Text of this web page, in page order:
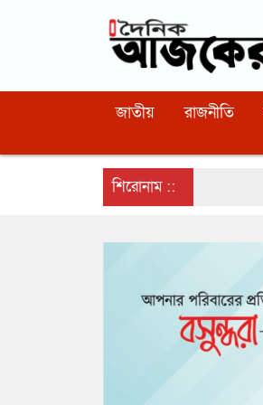
জাতীয় রাজনীতি
শিরোনাম ::